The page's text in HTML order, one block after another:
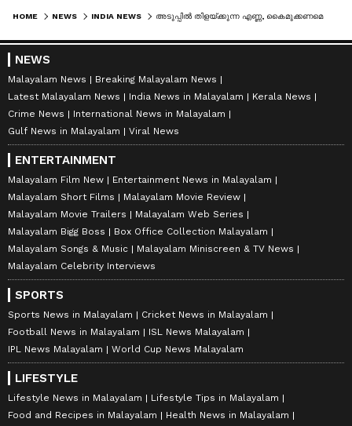
HOME NEWS INDIA NEWS അടുപ്പിൽ തിളയ്ക്കുന്ന എണ്ണ, കൈമുക്കണമെന്ന് ഭാര്യയോട് ഭർത്താവ്; ദൈവദൂതനെപ്പോലെയെത്തി സർക്കാർ ഉദ്യോ​ഗസ്ഥൻ
NEWS
Malayalam News
Breaking Malayalam News
Latest Malayalam News
India News in Malayalam
Kerala News
Crime News
International News in Malayalam
Gulf News in Malayalam
Viral News
ENTERTAINMENT
Malayalam Film New
Entertainment News in Malayalam
Malayalam Short Films
Malayalam Movie Review
Malayalam Movie Trailers
Malayalam Web Series
Malayalam Bigg Boss
Box Office Collection Malayalam
Malayalam Songs & Music
Malayalam Miniscreen & TV News
Malayalam Celebrity Interviews
SPORTS
Sports News in Malayalam
Cricket News in Malayalam
Football News in Malayalam
ISL News Malayalam
IPL News Malayalam
World Cup News Malayalam
LIFESTYLE
Lifestyle News in Malayalam
Lifestyle Tips in Malayalam
Food and Recipes in Malayalam
Health News in Malayalam